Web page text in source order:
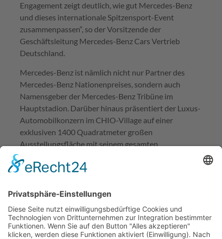
Engagement zeigt deutlich, wie gut Mercedes-Benz
und dieses internationale Spitzensport-Event
zusammenpassen“, so der Vorsitzende der
Geschäftsleitung Mercedes-Benz Cars Vertrieb
Deutschland.
Mercedes-Benz ist nämlich nicht nur Partner des
Mercedes-Benz Nationenpreises, sondern auch
Namensgeber der Mercedes-Benz Tribüne im
Hauptstadion. Darüber hinaus präsentiert der Luxus-
Automobilkonzern im CHIO-Village auf einer
exklusiven 1400 Quadratmeter großen
Ausstellungsfläche mit seinem gesamten
Marke. Und auch für den exklusiven Shuttleservice
zeichnet sich Mercedes-Benz verantwortlich. War in
Cabriolet so mit das schickste und modernste, was
man steuern konnte, garantiert heute eine Flotte mit